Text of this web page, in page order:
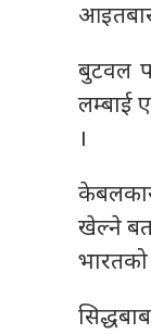
बुटवल
लम्बाई
।
केबलकार
खेल्ने